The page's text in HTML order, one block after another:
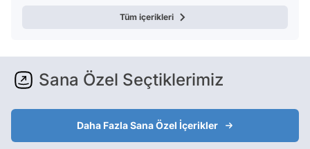
Tüm içerikleri
Sana Özel Seçtiklerimiz
Daha Fazla Sana Özel İçerikler